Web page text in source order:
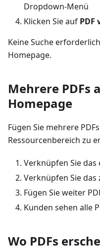
Dropdown-Menü
Klicken Sie auf PDF
Keine Suche
Homepage.
Mehrere PDFs
Homepage
Fügen Sie mehrere
Ressourcenbereich zu
Verknüpfen Sie
Verknüpfen Sie
Fügen Sie weiter
Kunden sehen alle
Wo PDFs